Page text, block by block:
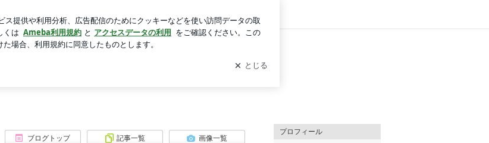
ログイン
ブログトップ 記事一覧 画像一覧
プロフィール